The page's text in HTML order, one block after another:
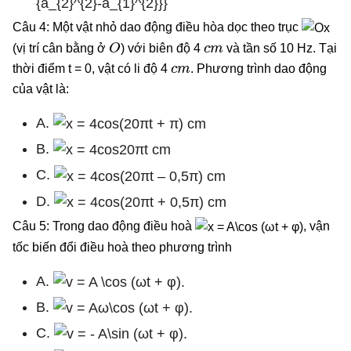
Câu 4: Một vật nhỏ dao động điều hòa dọc theo trục
(vị trí cân bằng ở
O
) với biên độ 4
và tần số 10 Hz. Tại
thời điểm t = 0, vật có li độ 4
. Phương trình dao động
của vật là:
A.
B.
C.
D.
Câu 5: Trong dao động điều hoà
, vận
tốc biến đổi điều hoà theo phương trình
A.
B.
C.